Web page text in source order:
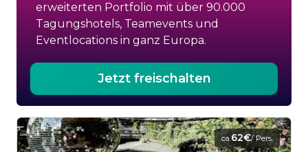
erweiterten Portfolio mit über 90.000
Tagungshotels, Teamevents und
Eventlocations in ganz Europa.
Jetzt freischalten
ca.62€/ Pers.